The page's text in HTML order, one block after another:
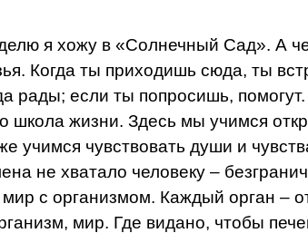
я хожу в «Солнечный Сад». А
Когда ты приходишь сюда, ты
рады; если ты попросишь,
школа жизни. Здесь мы учимся
учимся чувствовать души и
не хватало человеку –
с организмом. Каждый орган –
мир. Где видано, чтобы